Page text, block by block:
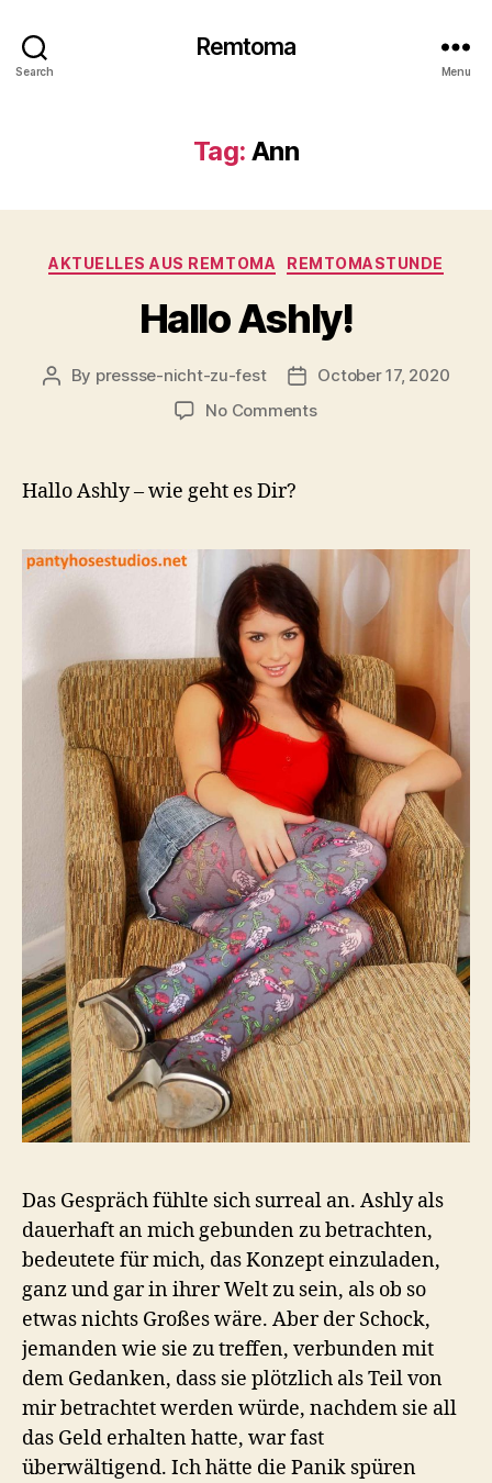
Search
Remtoma
Menu
Tag: Ann
Categories
AKTUELLES AUS REMTOMA REMTOMASTUNDE
Hallo Ashly!
Post
By pressse-nicht-zu-fest
PostOctober 17, 2020
No Commentson
Hallo Ashly – wie geht es Dir?
Das Gespräch fühlte sich surreal an. Ashly als
dauerhaft an mich gebunden zu betrachten,
bedeutete für mich, das Konzept einzuladen,
ganz und gar in ihrer Welt zu sein, als ob so
etwas nichts Großes wäre. Aber der Schock,
jemanden wie sie zu treffen, verbunden mit
dem Gedanken, dass sie plötzlich als Teil von
mir betrachtet werden würde, nachdem sie all
das Geld erhalten hatte, war fast
überwältigend. Ich hätte die Panik spüren